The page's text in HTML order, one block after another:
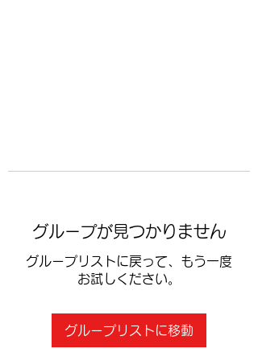
グループが見つかりません
グループリストに戻って、もう一度
お試しください。
グループリストに移動